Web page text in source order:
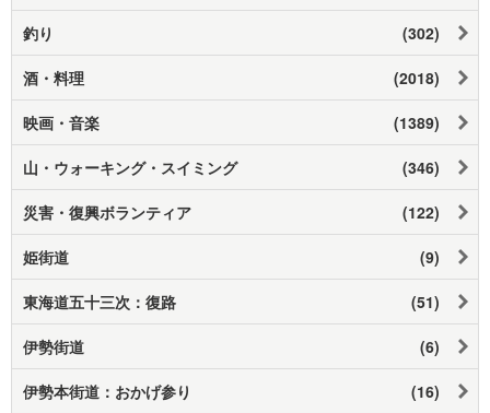
釣り (302)
酒・料理 (2018)
映画・音楽 (1389)
山・ウォーキング・スイミング (346)
災害・復興ボランティア (122)
姫街道 (9)
東海道五十三次：復路 (51)
伊勢街道 (6)
伊勢本街道：おかげ参り (16)